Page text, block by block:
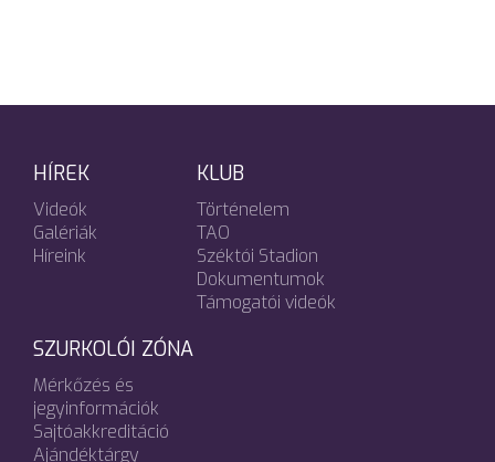
HÍREK
Videók
Galériák
Híreink
KLUB
Történelem
TAO
Széktói Stadion
Dokumentumok
Támogatói videók
SZURKOLÓI ZÓNA
Mérkőzés és
jegyinformációk
Sajtóakkreditáció
Ajándéktárgy